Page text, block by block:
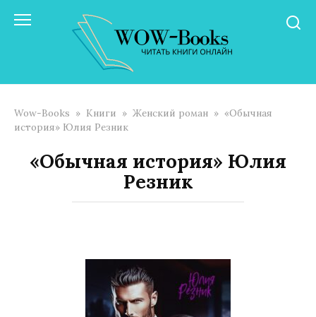
Wow-Books » Книги » Женский роман » «Обычная
история» Юлия Резник
«Обычная история» Юлия
Резник